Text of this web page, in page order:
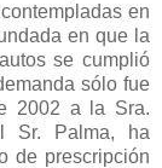
en
en que la
se cumplió
sólo fue
2002 a la Sra.
Sr. Palma, ha
de prescripción